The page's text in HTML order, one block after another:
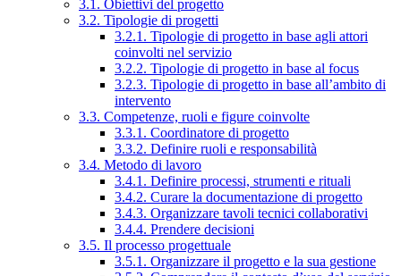
3.1. Obiettivi del progetto
3.2. Tipologie di progetti
3.2.1. Tipologie di progetto in base agli attori
coinvolti nel servizio
3.2.2. Tipologie di progetto in base al focus
3.2.3. Tipologie di progetto in base all’ambito di
intervento
3.3. Competenze, ruoli e figure coinvolte
3.3.1. Coordinatore di progetto
3.3.2. Definire ruoli e responsabilità
3.4. Metodo di lavoro
3.4.1. Definire processi, strumenti e rituali
3.4.2. Curare la documentazione di progetto
3.4.3. Organizzare tavoli tecnici collaborativi
3.4.4. Prendere decisioni
3.5. Il processo progettuale
3.5.1. Organizzare il progetto e la sua gestione